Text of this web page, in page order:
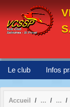
Le club Infos
Accueil
Panneau de